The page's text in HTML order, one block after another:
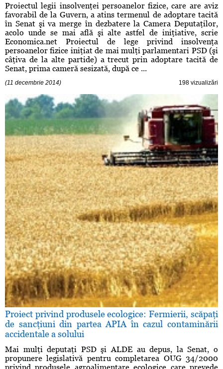
Proiectul legii insolvenţei persoanelor fizice, care are aviz
favorabil de la Guvern, a atins termenul de adoptare tacită
în Senat şi va merge în dezbatere la Camera Deputaţilor,
acolo unde se mai află şi alte astfel de iniţiative, scrie
Economica.net Proiectul de lege privind insolvenţa
persoanelor fizice iniţiat de mai mulţi parlamentari PSD (şi
câţiva de la alte partide) a trecut prin adoptare tacită de
Senat, prima cameră sesizată, după ce ...
(11 decembrie 2014) 198 vizualizări
Proiect privind produsele ecologice: Fermierii, scăpaţi
de sancţiuni din partea APIA în cazul contaminării
accidentale a solului
Mai mulţi deputaţi PSD şi ALDE au depus, la Senat, o
propunere legislativă pentru completarea OUG 34/2000
privind produsele agroalimentare ecologice care prevede